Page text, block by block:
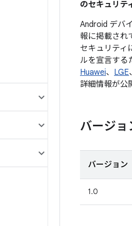
のセキュリテ
Android デバ
報に掲載され
セキュリティ
ルを宣言する
Huawei、 LGE、
詳細情報が公
バージョ
バージョン
1.0